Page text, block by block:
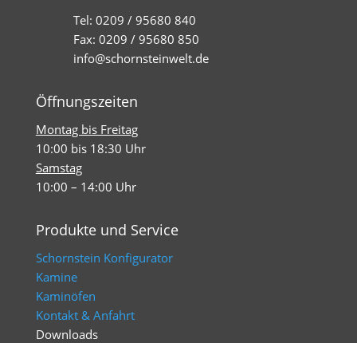
Tel: 0209 / 95680 840
Fax: 0209 / 95680 850
info@schornsteinwelt.de
Öffnungszeiten
Montag bis Freitag
10:00 bis 18:30 Uhr
Samstag
10:00 – 14:00 Uhr
Produkte und Service
Schornstein Konfigurator
Kamine
Kaminöfen
Kontakt & Anfahrt
Downloads